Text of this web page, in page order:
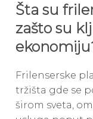
Šta su
zašto su
Frilenserske
tržišta gde se
širom sveta,